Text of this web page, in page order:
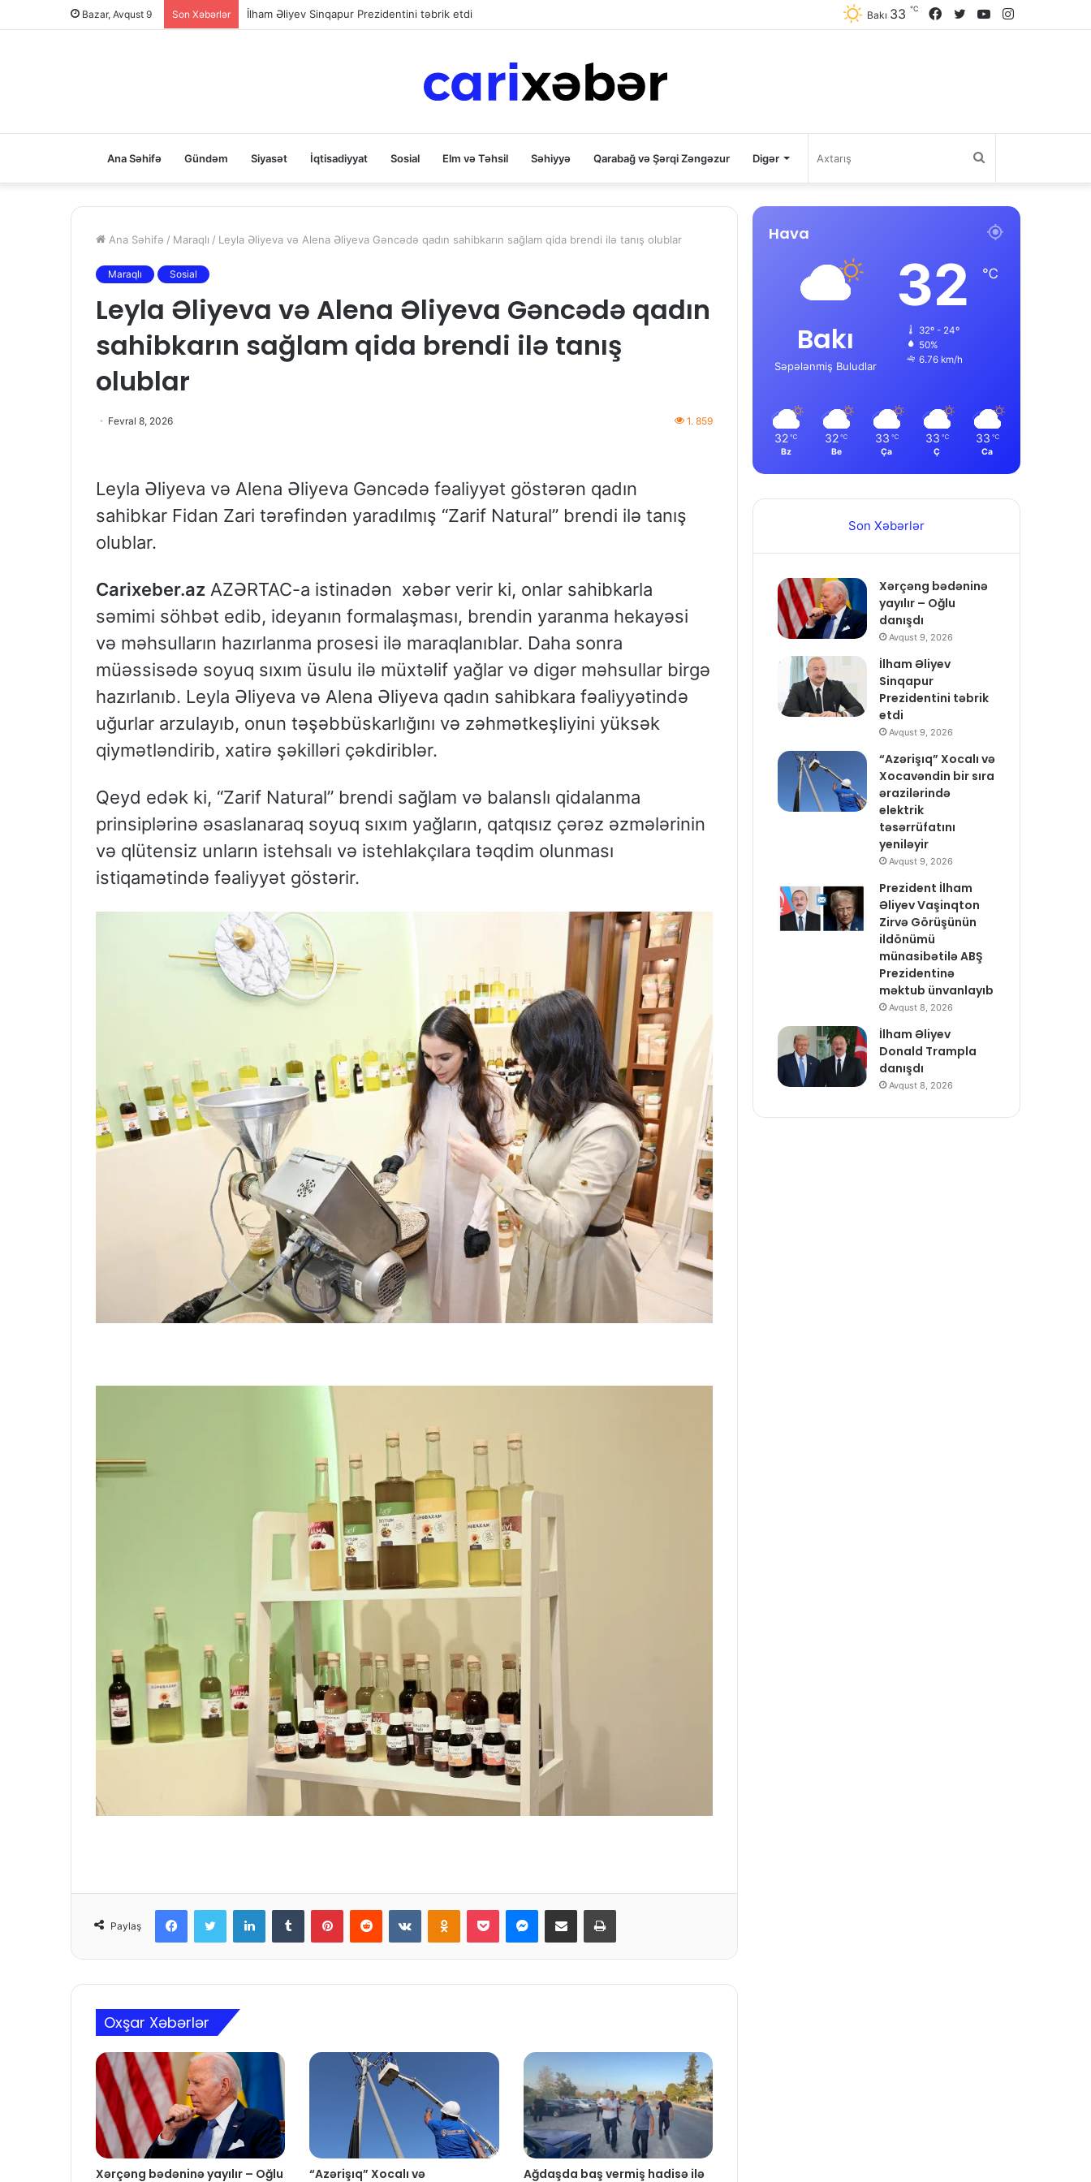
Bazar, Avqust 9 Son Xəbərlər İlham Əliyev Sinqapur Prezidentini təbrik etdi YouTube
Twitter
Facebook
Bakı 33 ℃
Ana Səhifə Gündəm Siyasət İqtisadiyyat Sosial Elm və Təhsil Səhiyyə Qarabağ və Şərqi Zəngəzur Digər Axtarış
Ana Səhifə / Maraqlı / Leyla Əliyeva və Alena Əliyeva Gəncədə qadın sahibkarın sağlam qida brendi ilə tanış olublar
Maraqlı Sosial
Leyla Əliyeva və Alena Əliyeva Gəncədə qadın
sahibkarın sağlam qida brendi ilə tanış
olublar
Fevral 8, 2026 1. 859
Leyla Əliyeva və Alena Əliyeva Gəncədə fəaliyyət göstərən qadın
sahibkar Fidan Zari tərəfindən yaradılmış “Zarif Natural” brendi ilə tanış
olublar.
Carixeber.az AZƏRTAC-a istinadən xəbər verir ki, onlar sahibkarla
səmimi söhbət edib, ideyanın formalaşması, brendin yaranma hekayəsi
və məhsulların hazırlanma prosesi ilə maraqlanıblar. Daha sonra
müəssisədə soyuq sıxım üsulu ilə müxtəlif yağlar və digər məhsullar birgə
hazırlanıb. Leyla Əliyeva və Alena Əliyeva qadın sahibkara fəaliyyətində
uğurlar arzulayıb, onun təşəbbüskarlığını və zəhmətkeşliyini yüksək
qiymətləndirib, xatirə şəkilləri çəkdiriblər.
Qeyd edək ki, “Zarif Natural” brendi sağlam və balanslı qidalanma
prinsiplərinə əsaslanaraq soyuq sıxım yağların, qatqısız çərəz əzmələrinin
və qlütensiz unların istehsalı və istehlakçılara təqdim olunması
istiqamətində fəaliyyət göstərir.
Paylaş
Oxşar Xəbərlər
Xərçəng bədəninə yayılır – Oğlu
“Azərişıq” Xocalı və
Ağdaşda baş vermiş hadisə ilə
Hava
Bakı
Səpələnmiş Buludlar
32 ℃
32º - 24º
50%
6.76 km/h
32 ℃
Bz
32 ℃
Be
33 ℃
Ça
33 ℃
Ç
33 ℃
Ca
Son Xəbərlər
Xərçəng bədəninə
yayılır – Oğlu
danışdı
Avqust 9, 2026
İlham Əliyev
Sinqapur
Prezidentini təbrik
etdi
Avqust 9, 2026
“Azərişıq” Xocalı və
Xocavəndin bir sıra
ərazilərində
elektrik
təsərrüfatını
yeniləyir
Avqust 9, 2026
Prezident İlham
Əliyev Vaşinqton
Zirvə Görüşünün
ildönümü
münasibətilə ABŞ
Prezidentinə
məktub ünvanlayıb
Avqust 8, 2026
İlham Əliyev
Donald Trampla
danışdı
Avqust 8, 2026